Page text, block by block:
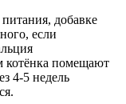
добавке
если
котёнка помещают
4-5 недель